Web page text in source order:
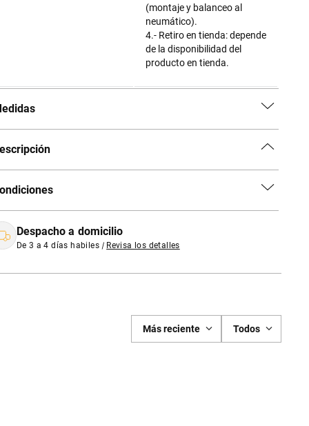
(montaje y balanceo al
neumático).
4.- Retiro en tienda: depende
de la disponibilidad del
producto en tienda.
Despacho a domicilio
De 3 a 4 días habiles | Revisa los detalles
Más reciente Todos